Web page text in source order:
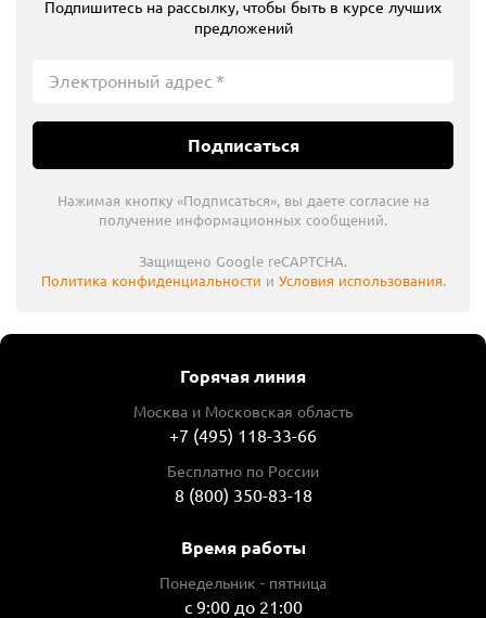
Подпишитесь на рассылку, чтобы быть в курсе лучших
предложений
Подписаться
Нажимая кнопку «Подписаться», вы даете согласие на
получение информационных сообщений.
Защищено Google reCAPTCHA.
Политика конфиденциальности и Условия использования.
Горячая линия
Москва и Московская область
+7 (495) 118-33-66
Бесплатно по России
8 (800) 350-83-18
Время работы
Понедельник - пятница
с 9:00 до 21:00